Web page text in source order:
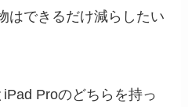
はできるだけ減らしたい
Proのどちらを持っ